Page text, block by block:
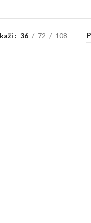
36 72 108